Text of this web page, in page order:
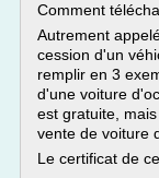
Comment
Autrement
cession d'un
remplir en 3
d'une voiture
est gratuite,
vente de voiture
Le certificat de